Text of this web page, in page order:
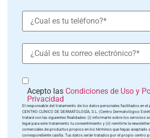
Acepto las Condiciones de Uso y
Privacidad
El responsable del tratamiento de los datos personales facilitados en el
CENTRO CLÍNICO DE DERMATOLOGÍA, S.L. (Centro Dermatológico
tratará con las siguientes finalidades: (i) informarte sobre los servicios
legal para este tratamiento tu consentimiento y (ii) remitirte la
comerciales de productos propios en los términos que hayas aceptado
correspondiente casilla. Tus datos serán tratados por el propio centro